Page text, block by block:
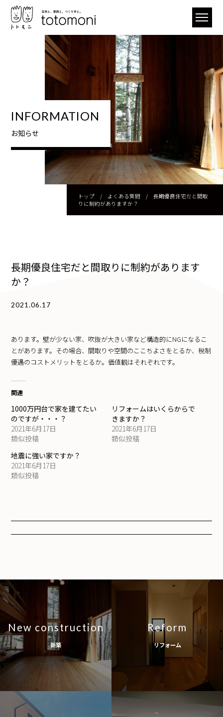
INFORMATION
お知らせ
トップ/ よくある質問 / 長期優良住宅だと間取
りに制約がありますか？
長期優良住宅だと間取りに制約があります
か？
2021.06.17
あります。壁が少ない家、吹抜が大きい家など構造的にNGになるこ
とがあります。その場合、間取りや空間のここちよさをとるか、税制
優遇のコストメリットをとるか。価値観はそれぞれです。
関連
1000万円台で家を建てたい
のですが・・・？
2021年6月17日
類似投稿
リフォームはいくらからで
きますか？
2021年6月17日
類似投稿
地震に強い家ですか？
2021年6月17日
類似投稿
New construction
新築
Reform
リフォーム